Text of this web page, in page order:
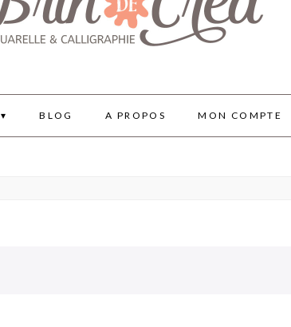
BLOG A PROPOS MON COMPTE